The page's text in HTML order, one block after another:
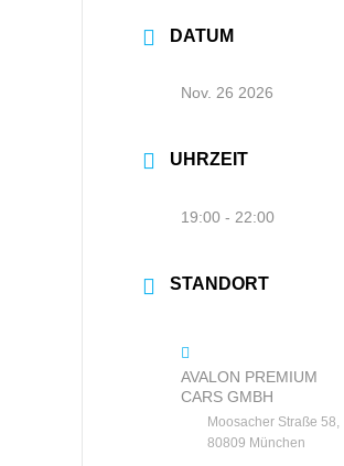
DATUM
Nov. 26 2026
UHRZEIT
19:00 - 22:00
STANDORT
AVALON PREMIUM
CARS GMBH
Moosacher Straße 58,
80809 München